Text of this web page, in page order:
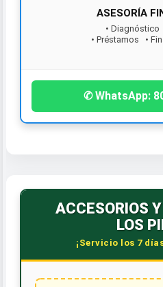
ASESORÍA
• Diagnóstico
• Préstamos •
✆ WhatsApp:
ACCESORIOS
LOS
¡Servicio los 7